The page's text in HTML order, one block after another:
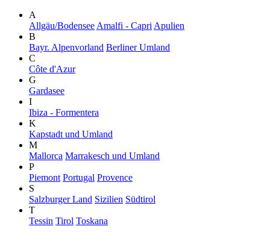
A
Allgäu/Bodensee Amalfi - Capri Apulien
B
Bayr. Alpenvorland Berliner Umland
C
Côte d'Azur
G
Gardasee
I
Ibiza - Formentera
K
Kapstadt und Umland
M
Mallorca Marrakesch und Umland
P
Piemont Portugal Provence
S
Salzburger Land Sizilien Südtirol
T
Tessin Tirol Toskana